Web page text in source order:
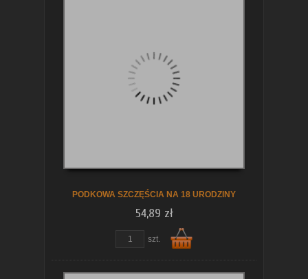
PODKOWA SZCZĘŚCIA NA 18 URODZINY
54,89 zł
szt.